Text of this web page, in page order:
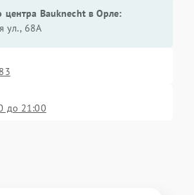
центра Bauknecht в Орле:
ул., 68А
до 21:00